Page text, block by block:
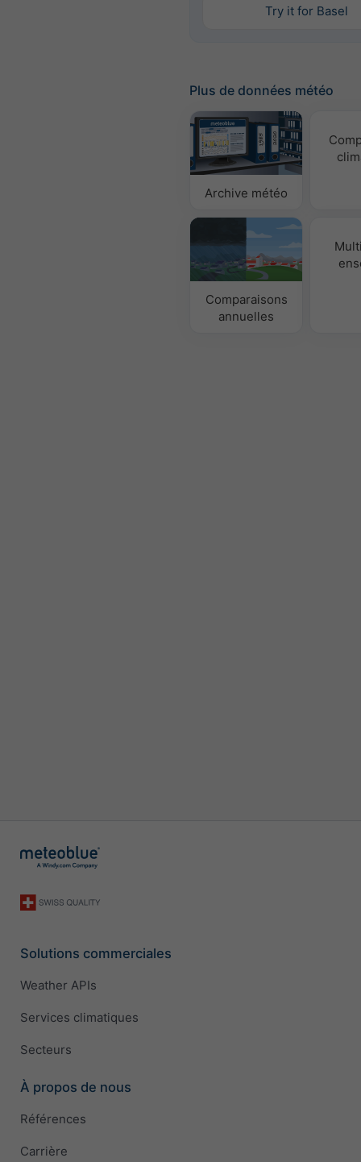
Try it for Basel
Plus de données météo
Archive météo
Comparaisons
annuelles
Solutions commerciales
Weather APIs
Services climatiques
Secteurs
À propos de nous
Références
Carrière